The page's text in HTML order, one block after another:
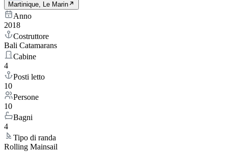
Martinique, Le Marin
Anno
2018
Costruttore
Bali Catamarans
Cabine
4
Posti letto
10
Persone
10
Bagni
4
Tipo di randa
Rolling Mainsail